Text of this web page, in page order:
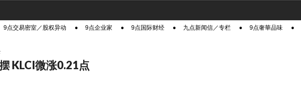
9点交易密室／股权异动 9点企业家 9点国际财经 九点新闻信／专栏 9点奢華品味
KLCI微涨0.21点